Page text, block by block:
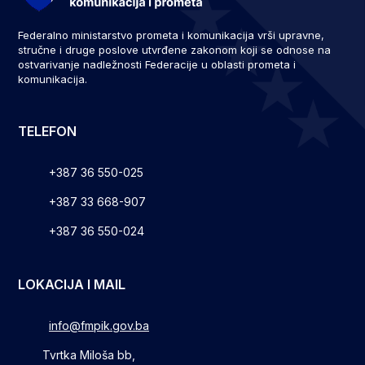
Federalno ministarstvo prometa i komunikacija vrši upravne,
stručne i druge poslove utvrđene zakonom koji se odnose na
ostvarivanje nadležnosti Federacije u oblasti prometa i
komunikacija.
TELEFON
+387 36 550-025
+387 33 668-907
+387 36 550-024
LOKACIJA I MAIL
info@fmpik.gov.ba
Tvrtka Miloša bb,